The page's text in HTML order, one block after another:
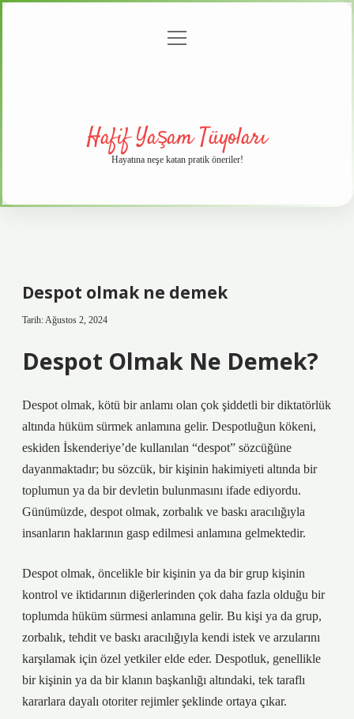
menüyü
Hafif Yaşam Tüyoları
Hayatına neşe katan pratik öneriler!
Despot olmak ne demek
Tarih: Ağustos 2, 2024
Despot Olmak Ne Demek?
Despot olmak, kötü bir anlamı olan çok şiddetli bir diktatörlük
altında hüküm sürmek anlamına gelir. Despotluğun kökeni,
eskiden İskenderiye’de kullanılan “despot” sözcüğüne
dayanmaktadır; bu sözcük, bir kişinin hakimiyeti altında bir
toplumun ya da bir devletin bulunmasını ifade ediyordu.
Günümüzde, despot olmak, zorbalık ve baskı aracılığıyla
insanların haklarının gasp edilmesi anlamına gelmektedir.
Despot olmak, öncelikle bir kişinin ya da bir grup kişinin
kontrol ve iktidarının diğerlerinden çok daha fazla olduğu bir
toplumda hüküm sürmesi anlamına gelir. Bu kişi ya da grup,
zorbalık, tehdit ve baskı aracılığıyla kendi istek ve arzularını
karşılamak için özel yetkiler elde eder. Despotluk, genellikle
bir kişinin ya da bir klanın başkanlığı altındaki, tek taraflı
kararlara dayalı otoriter rejimler şeklinde ortaya çıkar.